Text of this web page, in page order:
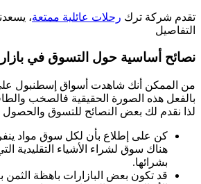
تقدم شركة ترك رحلات عائلية ممتعة،
التفاصيل
نصائح أساسية حول التسوق في
من الممكن أنك شاهدت أسواق إسطنبول
بالفعل هذه الصورة الحقيقية فالصخب
لذا نقدم لك بعض النصائح للتسوق والحصول
كن على إطلاع بأن لكل سوق مواد
هناك سوق لشراء الأشياء التقليدية
بشرائها.
قد تكون بعض البازارات باهظة